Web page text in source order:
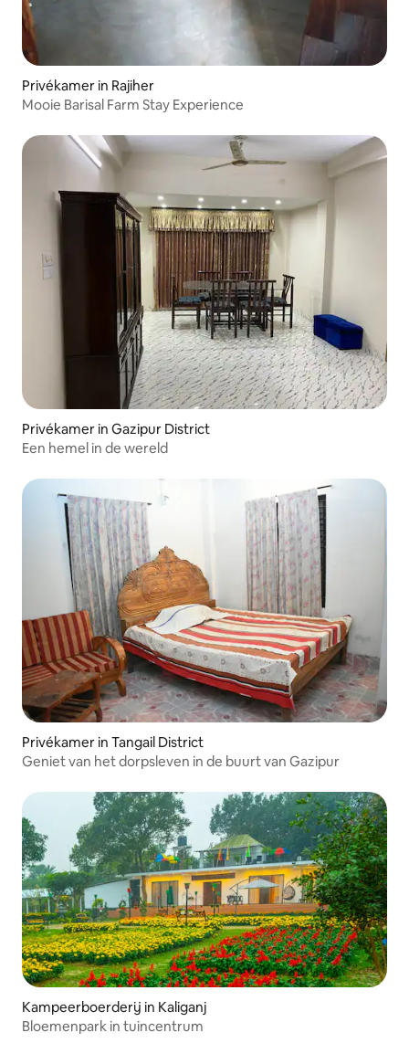
Privékamer in Rajiher
Mooie Barisal Farm Stay Experience
Privékamer in Gazipur District
Een hemel in de wereld
Privékamer in Tangail District
Geniet van het dorpsleven in de buurt van Gazipur
Kampeerboerderij in Kaliganj
Bloemenpark in tuincentrum